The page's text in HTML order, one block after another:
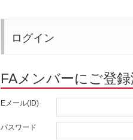
ログイン
FAメンバーにご登
Eメール(ID)
パスワード